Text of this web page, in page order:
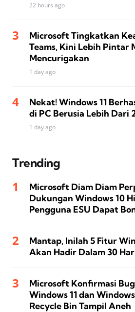
22 hours ago
Microsoft Tingkatkan
Teams, Kini Lebih Pintar
Mencurigakan
1 day ago
Nekat! Windows 11
di PC Berusia Lebih Dari
1 day ago
Trending
Microsoft Diam Diam
Dukungan Windows 10
Pengguna ESU Dapat
Mantap, Inilah 5 Fitur
Akan Hadir Dalam 30
Microsoft Konfirmasi
Windows 11 dan
Recycle Bin Tampil Aneh